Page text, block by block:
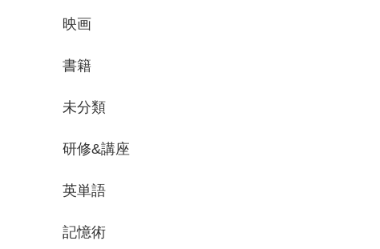
映画
書籍
未分類
研修&講座
英単語
記憶術